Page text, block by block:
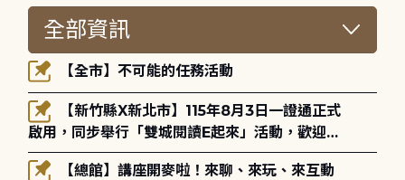
【全市】不可能的任務活動
啟用，同步舉行「雙城閱讀E起來」活動，歡迎踴
躍參加(115年8月3日至10月4日)。